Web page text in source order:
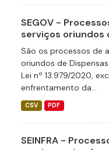
SEGOV -
serviços oriundos
São os processos de
oriundos de
Lei nº 13.979/2020,
enfrentamento da...
CSV PDF
SEINFRA -